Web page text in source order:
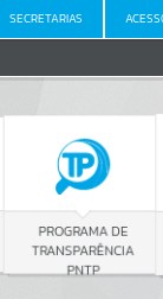
SECRETARIAS
CONSULTA
PROTOCOLO